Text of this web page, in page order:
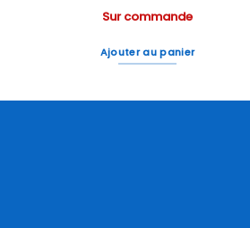
Sur commande
Ajouter au panier